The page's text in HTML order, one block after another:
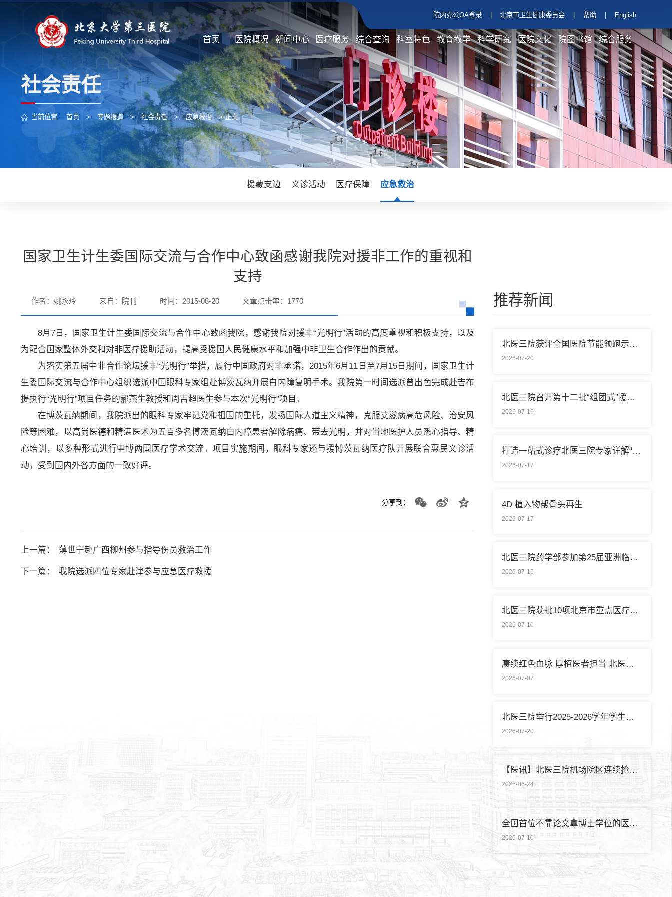
院内办公OA登录 北京市卫生健康委员会 帮助 English
首页 医院概况 新闻中心 医疗服务 综合查询 科室特色 教育教学 科学研究 医院文化 院图书馆 综合服务
社会责任
当前位置: 首页 > 专题报道 > 社会责任 > 应急救治 > 正文
援藏支边 义诊活动 医疗保障 应急救治
国家卫生计生委国际交流与合作中心致函感谢我院对援非工作的重视和
支持
作者：姚永玲 来自：院刊 时间：2015-08-20 文章点击率： 1770
8月7日，国家卫生计生委国际交流与合作中心致函我院，感谢我院对援非“光明行”活动的高度重视和积极支持，以及
为配合国家整体外交和对非医疗援助活动，提高受援国人民健康水平和加强中非卫生合作作出的贡献。
为落实第五届中非合作论坛援非“光明行”举措，履行中国政府对非承诺，2015年6月11日至7月15日期间，国家卫生计
生委国际交流与合作中心组织选派中国眼科专家组赴博茨瓦纳开展白内障复明手术。我院第一时间选派曾出色完成赴吉布
提执行“光明行”项目任务的郝燕生教授和周吉超医生参与本次“光明行”项目。
在博茨瓦纳期间，我院派出的眼科专家牢记党和祖国的重托，发扬国际人道主义精神，克服艾滋病高危风险、治安风
险等困难，以高尚医德和精湛医术为五百多名博茨瓦纳白内障患者解除病痛、带去光明，并对当地医护人员悉心指导、精
心培训，以多种形式进行中博两国医疗学术交流。项目实施期间，眼科专家还与援博茨瓦纳医疗队开展联合惠民义诊活
动，受到国内外各方面的一致好评。
分享到：
上一篇： 薄世宁赴广西柳州参与指导伤员救治工作
下一篇： 我院选派四位专家赴津参与应急医疗救援
推荐新闻
北医三院获评全国医院节能领跑示范单位称号
2026-07-20
北医三院召开第十二批“组团式”援藏医疗队欢送会
2026-07-16
打造一站式诊疗北医三院专家详解“控糖”新模式
2026-07-17
4D 植入物帮骨头再生
2026-07-17
北医三院药学部参加第25届亚洲临床药学大会
2026-07-15
北医三院获批10项北京市重点医疗技术临床应用培训基地
2026-07-10
赓续红色血脉 厚植医者担当 北医三院开展庆祝中国共产党成立105周年系列活动
2026-07-07
北医三院举行2025-2026学年学生暑期社会实践启动仪式
2026-07-20
【医讯】北医三院机场院区连续抢救两名致死性肺栓塞外籍旅客
2026-06-24
全国首位不靠论文拿博士学位的医学领域研究生通过答辩
2026-07-10